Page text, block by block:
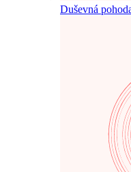
Duševná